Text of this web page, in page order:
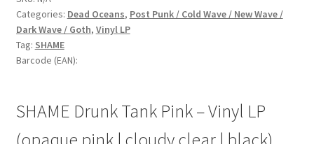
Categories: Dead Oceans, Post Punk / Cold Wave / New Wave /
Dark Wave / Goth, Vinyl LP
Tag: SHAME
Barcode (EAN):
SHAME Drunk Tank Pink – Vinyl LP
(opaque pink | cloudy clear | black)